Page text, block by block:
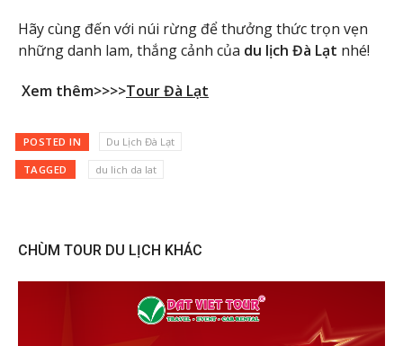
Hãy cùng đến với núi rừng để thưởng thức trọn vẹn
những danh lam, thắng cảnh của du lịch Đà Lạt nhé!
Xem thêm>>>>Tour Đà Lạt
POSTED IN Du Lịch Đà Lạt
TAGGED du lich da lat
CHÙM TOUR DU LỊCH KHÁC